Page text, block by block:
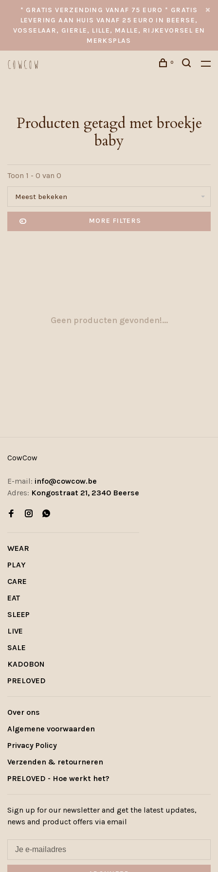
* GRATIS VERZENDING VANAF 75 EURO * GRATIS
LEVERING AAN HUIS VANAF 25 EURO IN BEERSE,
VOSSELAAR, GIERLE, LILLE, MALLE, RIJKEVORSEL EN
MERKSPLAS
0
Producten getagd met broekje
baby
Toon 1 - 0 van 0
Meest bekeken
MORE FILTERS
Geen producten gevonden!...
CowCow
E-mail: info@cowcow.be
Adres: Kongostraat 21, 2340 Beerse
WEAR
PLAY
CARE
EAT
SLEEP
LIVE
SALE
KADOBON
PRELOVED
Over ons
Algemene voorwaarden
Privacy Policy
Verzenden & retourneren
PRELOVED - Hoe werkt het?
Sign up for our newsletter and get the latest updates,
news and product offers via email